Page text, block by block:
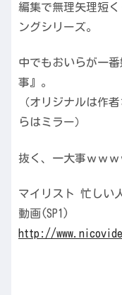
編集で無理矢理短
ングシリーズ。
中でもおいらが一
事』。
（オリジナルは作
らはミラー）
抜く、一大事ｗｗｗ
マイリスト 忙しい
動画(SP1)
http://